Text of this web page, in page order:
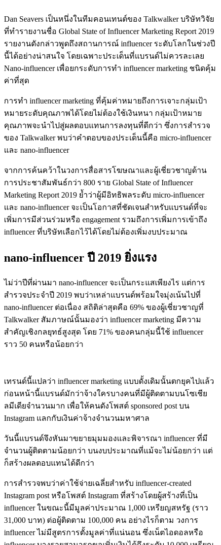
Dan Seavers เป็นหนึ่งในทีมคอนเทนต์ของ Talkwalker บริษัทวิจัย
ที่ทำรายงานชื่อ Global State of Influencer Marketing Report 2019
รายงานดังกล่าวพูดถึงสถานการณ์ influencer ระดับโลกในช่วงปี
นี้ได้อย่างน่าสนใจ โดยเฉพาะประเด็นที่แบรนด์ไม่ควรละเลย
Nano-influencer เพื่อยกระดับการทำ influencer marketing ชนิดคุ้ม
ค่าที่สุด
การทำ influencer marketing ที่คุ้มค่าหมายถึงการเจาะกลุ่มเป้า
หมายระดับคุณภาพได้โดยไม่ต้องใช้เงินหนา กลุ่มเป้าหมาย
คุณภาพจะนำไปสู่ผลตอบแทนการลงทุนที่ดีกว่า ซึ่งการสำรวจ
ของ Talkwalker พบว่าคำตอบของประเด็นนี้คือ micro-influencer
และ nano-influencer
จากการค้นคว้าในวงการสื่อสารโฆษณาและผู้เชี่ยวชาญด้าน
การประชาสัมพันธ์กว่า 800 ราย Global State of Influencer
Marketing Report 2019 ย้ำว่าผู้มีอิทธิพลระดับ micro-influencer
และ nano-influencer จะเป็นโอกาสที่ชัดเจนสำหรับแบรนด์ที่จะ
เพิ่มการมีส่วนร่วมหรือ engagement รวมถึงการเพิ่มการเข้าถึง
influencer ที่บริษัทเลือกไว้ได้โดยไม่ต้องเพิ่มงบประมาณ
nano-influencer ปี 2019 ยิ่งแรง
ไม่ว่าปีที่ผ่านมา nano-influencer จะเป็นกระแสเพียงไร แต่การ
สำรวจประจำปี 2019 พบว่าเหล่าแบรนด์พร้อมใจมุ่งเน้นไปที่
nano-influencer ต่อเนื่อง สถิติล่าสุดคือ 69% ของผู้เชี่ยวชาญที่
Talkwalker สัมภาษณ์นั้นมองว่า influencer marketing มีความ
สำคัญเชิงกลยุทธ์สูงสุด โดย 71% ของคนกลุ่มนี้ใช้ influencer
ราว 50 คนหรือน้อยกว่า
เทรนด์นี้แปลว่า influencer marketing แบบดั้งเดิมนั้นตกยุคไปแล้ว
ก่อนหน้านี้แบรนด์มักว่าจ้างใครบางคนที่มีผู้ติดตามบนโซเชีย
ลมีเดียจำนวนมาก เพื่อให้คนดังโพสต์ sponsored post บน
Instagram แลกกับเงินค่าจ้างจำนวนมหาศาล
วันนี้แบรนด์จึงหันมาขยายมุมมองและพิจารณา influencer ที่มี
จำนวนผู้ติดตามน้อยกว่า บนงบประมาณที่แม้จะไม่น้อยกว่า แต่
ก็สร้างผลตอบแทนได้ดีกว่า
การสำรวจพบว่าค่าใช้จ่ายเฉลี่ยสำหรับ influencer-created
Instagram post หรือโพสต์ Instagram ที่สร้างโดยผู้สร้างที่เป็น
influencer ในขณะนี้มีมูลค่าประมาณ 1,000 เหรียญสหรัฐ (ราว
31,000 บาท) ต่อผู้ติดตาม 100,000 คน อย่างไรก็ตาม วงการ
influencer ไม่มีสูตรการตั้งมูลค่าที่แน่นอน ซึ่งเน็ตไอดอลหรือ